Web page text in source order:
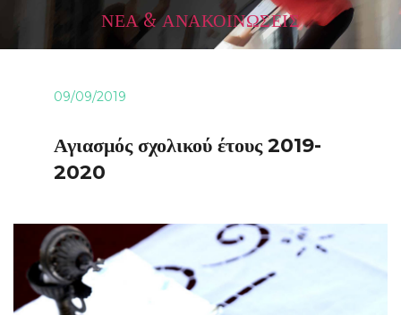
ΝΕΑ & ΑΝΑΚΟΙΝΩΣΕΙΣ
09/09/2019
Αγιασμός σχολικού έτους 2019-
2020